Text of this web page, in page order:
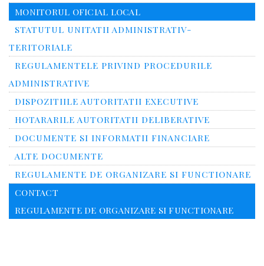
MONITORUL OFICIAL LOCAL
STATUTUL UNITATII ADMINISTRATIV-
TERITORIALE
REGULAMENTELE PRIVIND PROCEDURILE
ADMINISTRATIVE
DISPOZITIILE AUTORITATII EXECUTIVE
HOTARARILE AUTORITATII DELIBERATIVE
DOCUMENTE SI INFORMATII FINANCIARE
ALTE DOCUMENTE
REGULAMENTE DE ORGANIZARE SI FUNCTIONARE
CONTACT
REGULAMENTE DE ORGANIZARE SI FUNCTIONARE